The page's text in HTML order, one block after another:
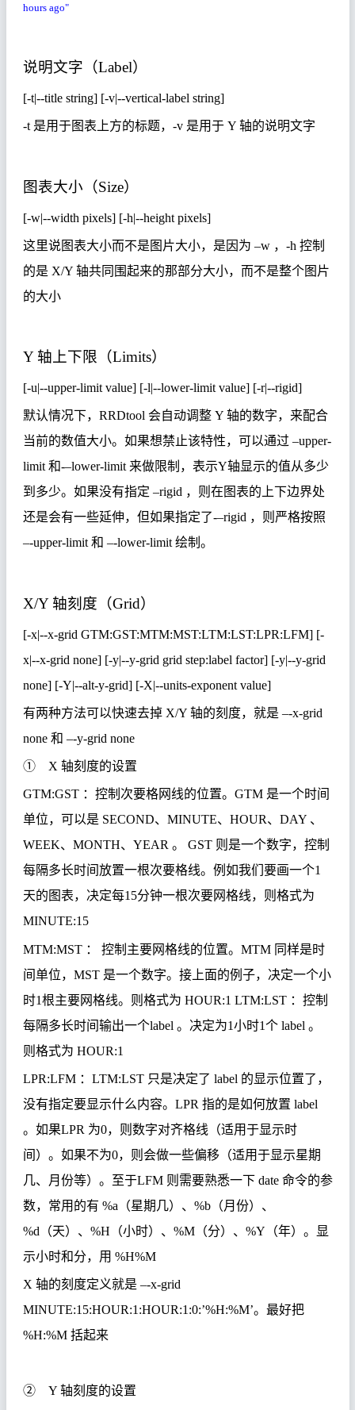
hours ago"
说明文字（Label）
[-t|--title string] [-v|--vertical-label string]
-t 是用于图表上方的标题， -v 是用于Y 轴的说明文字
图表大小（Size）
[-w|--width pixels] [-h|--height pixels]
这里说图表大小而不是 图 片大小，是因 为 –w ， -h 控制
的是 X/Y 轴共同 围起来的那部分大小，而不是整个图 片
的大小
Y 轴上下限（Limits）
[-u|--upper-limit value] [-l|--lower-limit value] [-r|--rigid]
默认情况下， RRDtool 会自动调整Y 轴的数字，来配合
当前的数值大小。如果想禁止该特性，可以通过–upper-
limit和-–lower-limit 来做限制，表示Y轴显示的值从多少
到多少。如果没有指定 –rigid ，则在图表的上下边界处
还是会有一些延伸，但如果指定了-–rigid ，则严格按照
–-upper-limit和 –-lower-limit绘制。
X/Y 轴刻度（Grid）
[-x|--x-grid GTM:GST:MTM:MST:LTM:LST:LPR:LFM] [-
x|--x-grid none] [-y|--y-grid grid step:label factor] [-y|--y-grid
none] [-Y|--alt-y-grid] [-X|--units-exponent value]
有两种方法可以快速去掉X/Y 轴的刻度，就是 –-x-grid
none 和 –-y-grid none
① X 轴刻度的设置
GTM:GST ：控制次要格网线的位置。 GTM 是一个时间
单位，可以是 SECOND、 MINUTE、 HOUR、 DAY 、
WEEK、 MONTH、 YEAR 。 GST 则是一个数字，控制
每隔多长时间放置一根次要格线。例如我们要画一个1
天的图表，决定每15分钟一根次要网格线，则格式为
MINUTE:15
MTM:MST ： 控制主要网格线的位置。 MTM 同样是时
间单位， MST 是一个数字。接上面的例子，决定一个小
时1根主要网格线。则格式为 HOUR:1 LTM:LST ：控制
每隔多长时间输出一个label 。决定为1小时1个label 。
则格式为 HOUR:1
LPR:LFM ： LTM:LST 只是决定了 label 的显示位置了，
没有指定要显示什么内容。 LPR 指的是如何放置 label
。如果LPR 为0，则数字对齐格线（适用于显示时
间）。如果不为0，则会做一些偏移（适用于显示星期
几、月份等）。至于LFM 则需要熟悉一下date 命令的参
数，常用的有 %a （星期几）、 %b（月份）、
%d （天）、 %H （小时）、 %M（分）、 %Y （年）。显
示小时和分，用 %H%M
X 轴的刻度定义就是 –-x-grid
MINUTE:15:HOUR:1:HOUR:1:0:’%H:%M’。最好把
%H:%M 括起来
② Y 轴刻度的设置